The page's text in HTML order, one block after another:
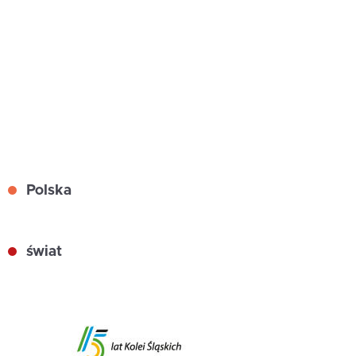
Polska
świat